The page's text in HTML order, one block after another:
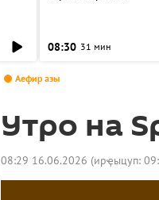
08:30 31 мин
Аефир азы
Утро на
08:29 16.06.2026 (ирҿыцуп: